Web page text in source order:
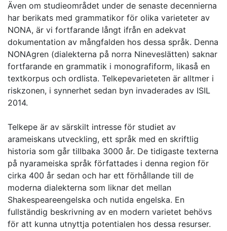
Även om studieområdet under de senaste decennierna
har berikats med grammatikor för olika varieteter av
NONA, är vi fortfarande långt ifrån en adekvat
dokumentation av mångfalden hos dessa språk. Denna
NONAgren (dialekterna på norra Nineveslätten) saknar
fortfarande en grammatik i monografiform, likaså en
textkorpus och ordlista. Telkepevarieteten är alltmer i
riskzonen, i synnerhet sedan byn invaderades av ISIL
2014.
Telkepe är av särskilt intresse för studiet av
arameiskans utveckling, ett språk med en skriftlig
historia som går tillbaka 3000 år. De tidigaste texterna
på nyarameiska språk författades i denna region för
cirka 400 år sedan och har ett förhållande till de
moderna dialekterna som liknar det mellan
Shakespeareengelska och nutida engelska. En
fullständig beskrivning av en modern varietet behövs
för att kunna utnyttja potentialen hos dessa resurser.